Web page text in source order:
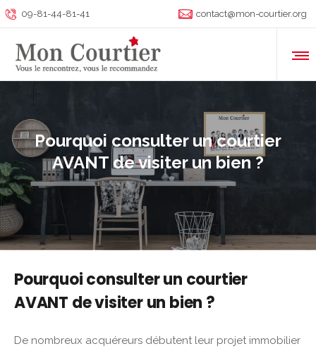
09-81-44-81-41 contact@mon-courtier.org
Pourquoi consulter un courtier
AVANT de visiter un bien ?
Pourquoi consulter un courtier
AVANT de visiter un bien ?
De nombreux acquéreurs débutent leur projet immobilier